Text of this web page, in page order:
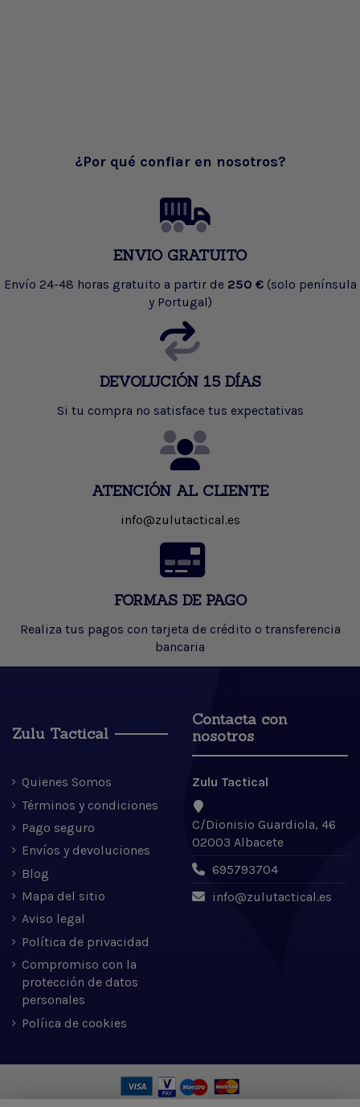
¿Por qué confiar en nosotros?
ENVIO GRATUITO
Envío 24-48 horas gratuito a partir de 250 € (solo península
y Portugal)
DEVOLUCIÓN 15 DÍAS
Si tu compra no satisface tus expectativas
ATENCIÓN AL CLIENTE
info@zulutactical.es
FORMAS DE PAGO
Realiza tus pagos con tarjeta de crédito o transferencia
bancaria
Zulu Tactical
Quienes Somos
Términos y condiciones
Pago seguro
Envíos y devoluciones
Blog
Mapa del sitio
Aviso legal
Política de privacidad
Compromiso con la
protección de datos
personales
Políica de cookies
Contacta con
nosotros
Zulu Tactical
C/Dionisio Guardiola, 46
02003 Albacete
695793704
info@zulutactical.es